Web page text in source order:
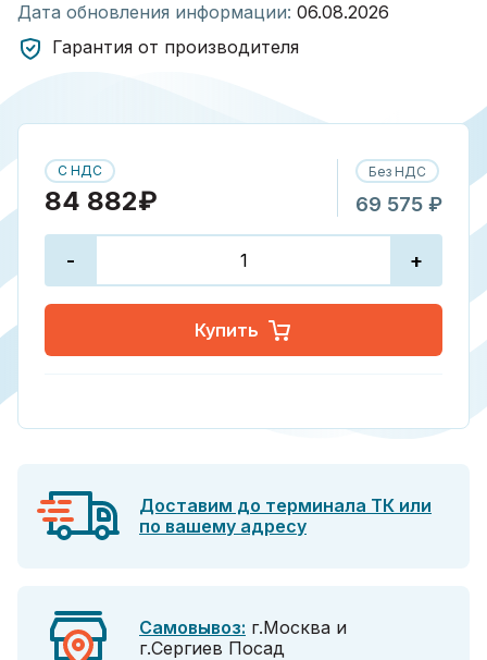
Дата обновления информации: 06.08.2026
Гарантия от производителя
С НДС
84 882₽
Без НДС
69 575 ₽
- +
Купить
Доставим до терминала ТК или
по вашему адресу
Самовывоз: г.Москва и
г.Сергиев Посад